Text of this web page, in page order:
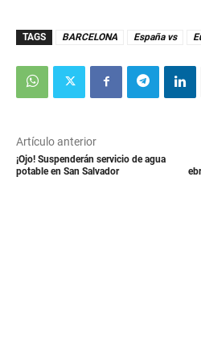
TAGS BARCELONA España vs
Artículo anterior
¡Ojo! Suspenderán servicio de agua
potable en San Salvador